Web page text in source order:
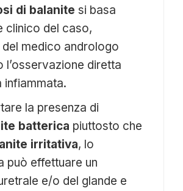
di balanite si basa
clinico del caso,
medico andrologo
l’osservazione diretta
infiammata.
la presenza di
batterica piuttosto che
irritativa, lo
può effettuare un
e/o del glande e